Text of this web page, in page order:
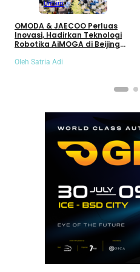
Umum
OMODA & JAECOO Perluas
Inovasi, Hadirkan Teknologi
Robotika AiMOGA di Beijing
Oleh Satria Adi